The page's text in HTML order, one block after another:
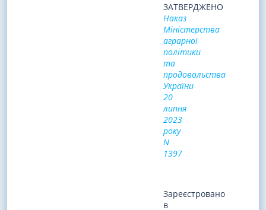
ЗАТВЕРДЖЕНО
Наказ
Міністерства
аграрної
політики
та
продовольства
України
20
липня
2023
року
N
1397
Зареєстровано
в